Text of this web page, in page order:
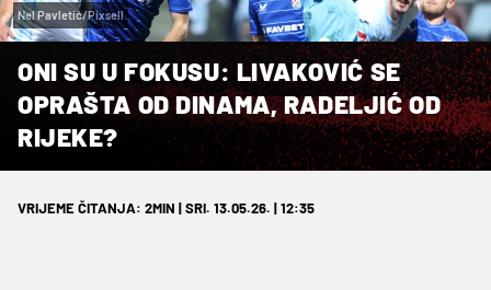
Nel Pavletić/Pixsell
ONI SU U FOKUSU: LIVAKOVIĆ SE
OPRAŠTA OD DINAMA, RADELJIĆ OD
RIJEKE?
VRIJEME ČITANJA: 2MIN | SRI. 13.05.26. | 12:35